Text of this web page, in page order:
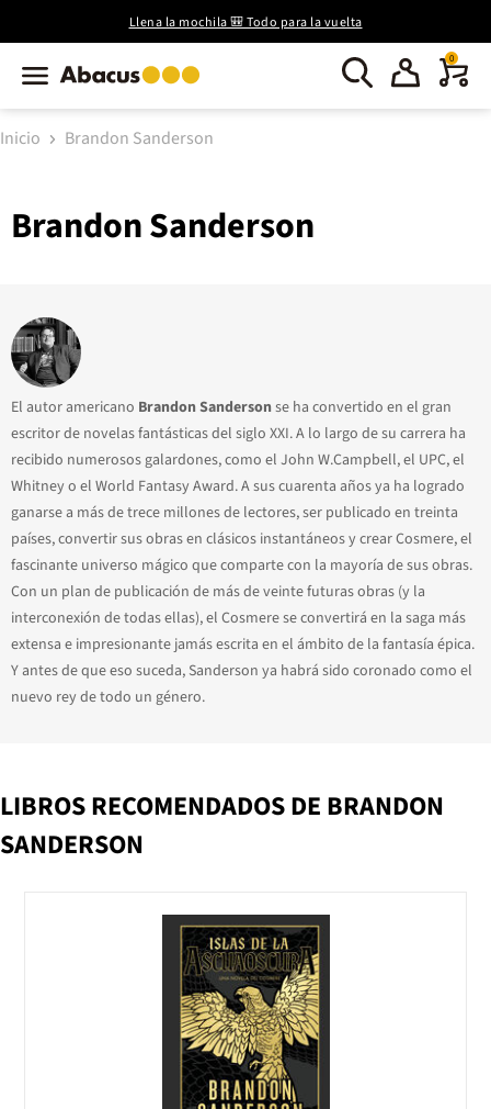
Llena la mochila 🎒 Todo para la vuelta
0
Inicio Brandon Sanderson
Brandon Sanderson
El autor americano Brandon Sandersonse ha convertido en el gran
escritor de novelas fantásticas del siglo XXI. A lo largo de su carrera ha
recibido numerosos galardones, como el John W.Campbell, el UPC, el
Whitney o el World Fantasy Award. A sus cuarenta años ya ha logrado
ganarse a más de trece millones de lectores, ser publicado en treinta
países, convertir sus obras en clásicos instantáneos y crear Cosmere, el
fascinante universo mágico que comparte con la mayoría de sus obras.
Con un plan de publicación de más de veinte futuras obras (y la
interconexión de todas ellas), el Cosmere se convertirá en la saga más
extensa e impresionante jamás escrita en el ámbito de la fantasía épica.
Y antes de que eso suceda, Sanderson ya habrá sido coronado como el
nuevo rey de todo un género.
LIBROS RECOMENDADOS DE BRANDON
SANDERSON